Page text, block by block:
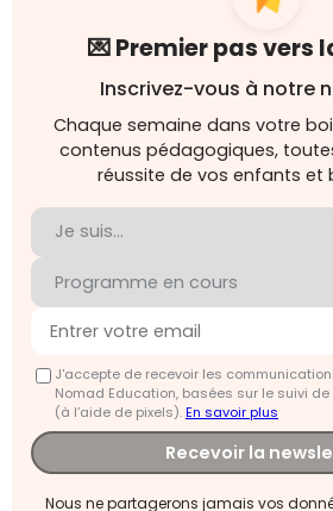
💌 Premier pas vers
Inscrivez-vous à notre
Chaque semaine dans votre
contenus pédagogiques,
réussite de vos enfants et
J'accepte de recevoir les
Nomad Education, basées sur le suivi
(à l’aide de pixels).En savoir plus
Recevoir la
Nous ne partagerons jamais vos